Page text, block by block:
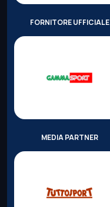
FORNITORE UFFICIALE
MEDIA PARTNER